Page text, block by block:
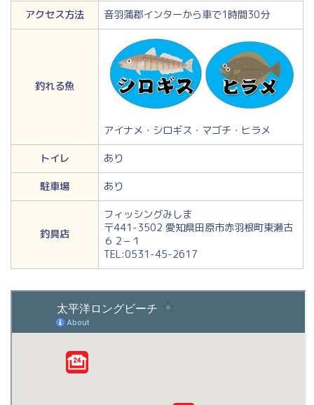
アクセス方法
音羽蒲郡インターから車で1時間30分
釣れる魚
アイナメ・シロギス・マゴチ・ヒラメ
トイレ
あり
駐車場
あり
釣具店
フィッシングみしま
〒441-3502 愛知県田原市赤羽根町東瀬古
６２−１
TEL:0531-45-2617